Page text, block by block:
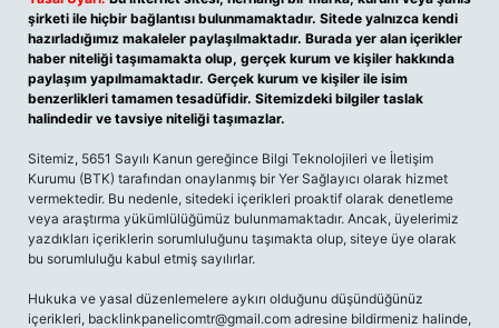
şirketi ile hiçbir bağlantısı bulunmamaktadır. Sitede yalnızca kendi
hazırladığımız makaleler paylaşılmaktadır. Burada yer alan içerikler
haber niteliği taşımamakta olup, gerçek kurum ve kişiler hakkında
paylaşım yapılmamaktadır. Gerçek kurum ve kişiler ile isim
benzerlikleri tamamen tesadüfidir. Sitemizdeki bilgiler taslak
halindedir ve tavsiye niteliği taşımazlar.
Sitemiz, 5651 Sayılı Kanun gereğince Bilgi Teknolojileri ve İletişim
Kurumu (BTK) tarafından onaylanmış bir Yer Sağlayıcı olarak hizmet
vermektedir. Bu nedenle, sitedeki içerikleri proaktif olarak denetleme
veya araştırma yükümlülüğümüz bulunmamaktadır. Ancak, üyelerimiz
yazdıkları içeriklerin sorumluluğunu taşımakta olup, siteye üye olarak
bu sorumluluğu kabul etmiş sayılırlar.
Hukuka ve yasal düzenlemelere aykırı olduğunu düşündüğünüz
içerikleri, backlinkpanelicomtr@gmail.com adresine bildirmeniz halinde,